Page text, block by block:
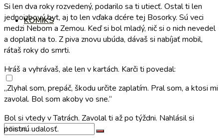
KOMIKS
Si len dva roky rozvedený, podarilo sa ti utiecť. Ostal ti len
jednoizbový byt, aj to len vďaka dcére tej Bosorky. Sú veci
medzi Nebom a Zemou. Keď si bol mladý, nič si o nich nevedel
a doplatil na to. Z piva znovu ubúda, dávaš si nabíjať mobil,
rátaš roky do smrti.
Hráš a vyhrávaš, ale len v kartách. Karči ti povedal:
„Zlyhal som, prepáč, škodu určite zaplatím. Pral som, a ktosi mi
zavolal. Bol som akoby vo sne.“
Bol si vtedy v Tatrách. Zavolal ti až po týždni. Nahlásil si
poistnú udalosť.